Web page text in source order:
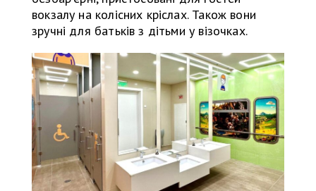
вокзалу на колісних кріслах. Також вони
зручні для батьків з дітьми у візочках.